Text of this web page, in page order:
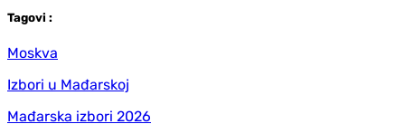
Tagovi :
Moskva
Izbori u Mađarskoj
Mađarska izbori 2026